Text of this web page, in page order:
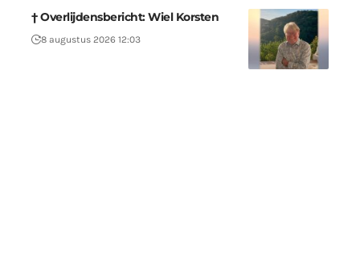
† Overlijdensbericht: Wiel Korsten
8 augustus 2026 12:03